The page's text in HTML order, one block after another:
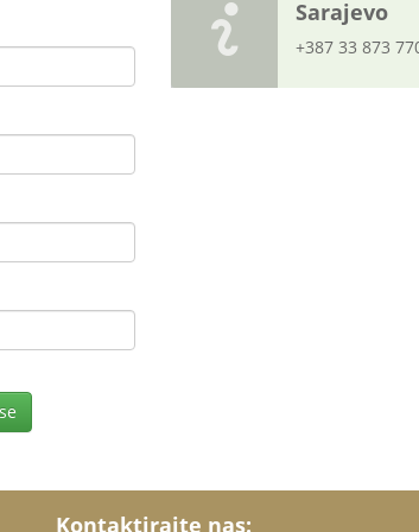
Sarajevo
+387 33 873
Kontaktirajte nas: